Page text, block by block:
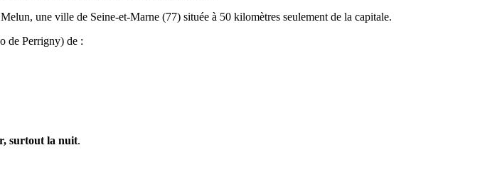
une ville de Seine-et-Marne (77) située à 50 kilomètres seulement de la capitale.
de Perrigny) de :
surtout la nuit.